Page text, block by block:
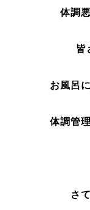
体調
皆
お風呂
体調管
さ